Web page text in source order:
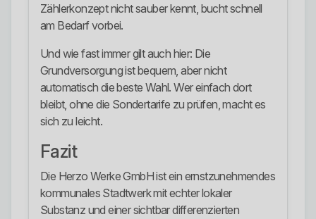
Zählerkonzept nicht sauber kennt, bucht schnell
am Bedarf vorbei.
Und wie fast immer gilt auch hier: Die
Grundversorgung ist bequem, aber nicht
automatisch die beste Wahl. Wer einfach dort
bleibt, ohne die Sondertarife zu prüfen, macht es
sich zu leicht.
Fazit
Die Herzo Werke GmbH ist ein ernstzunehmendes
kommunales Stadtwerk mit echter lokaler
Substanz und einer sichtbar differenzierten